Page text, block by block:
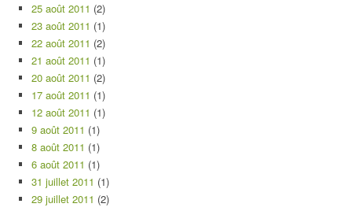
25 août 2011 (2)
23 août 2011 (1)
22 août 2011 (2)
21 août 2011 (1)
20 août 2011 (2)
17 août 2011 (1)
12 août 2011 (1)
9 août 2011 (1)
8 août 2011 (1)
6 août 2011 (1)
31 juillet 2011 (1)
29 juillet 2011 (2)